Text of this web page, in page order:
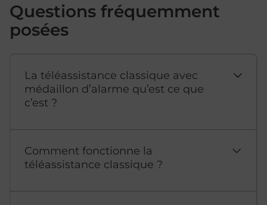
Questions fréquemment
posées
La téléassistance classique avec
médaillon d’alarme qu’est ce que
c’est ?
Comment fonctionne la
téléassistance classique ?